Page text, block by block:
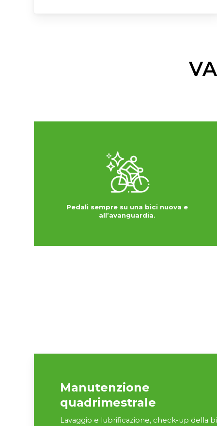
Pedali sempre su una bici nuova e
all’avanguardia.
Manutenzione
quadrimestrale
Lavaggio e lubrificazione, check-up della